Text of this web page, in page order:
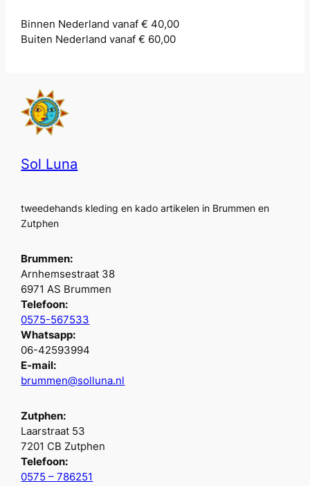
Binnen Nederland vanaf € 40,00
Buiten Nederland vanaf € 60,00
Sol Luna
tweedehands kleding en kado artikelen in Brummen en
Zutphen
Brummen:
Arnhemsestraat 38
6971 AS Brummen
Telefoon:
0575-567533
Whatsapp:
06-42593994
E-mail:
brummen@solluna.nl
Zutphen:
Laarstraat 53
7201 CB Zutphen
Telefoon:
0575 – 786251